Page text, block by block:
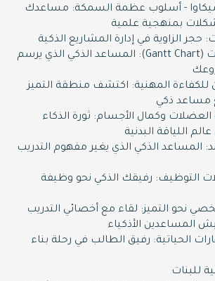
- أسلوب عظمة السمكة: مساعدك
بمنهجية علمية
الزاوية في إدارة المشاريع الذكية
مخطط جانت (Gantt Chart): المساعد الذكي الذي يرسم
المهنية: اكتشف منطقة التميز
مساعد ذكي
وكمال الأجسام: ثورة الذكاء
اللياقة البدنية
المساعد الذكي الذي يغير مفهوم التدريب
التوظيف: رفيقك الذكي نحو وظيفة
نحو التميز: لقاء مع أخصائي التدريب
المساعدين الأذكياء
الحياتية: رفيق الطالب في رحلة بناء
للبنات